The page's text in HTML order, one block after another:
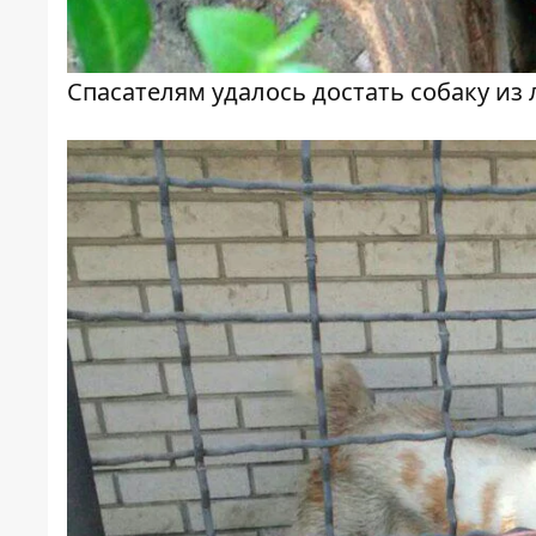
Спасателям удалось достать собаку из